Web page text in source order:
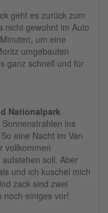
geht es zurück zum
nicht gewohnt im Auto
um eine
umgebauten
ganz schnell und für
Nationalpark
ins
eine Nacht im Van
vollkommen
soll. Aber
und ich kuschel mich
zack sind zwei
noch einiges vor!